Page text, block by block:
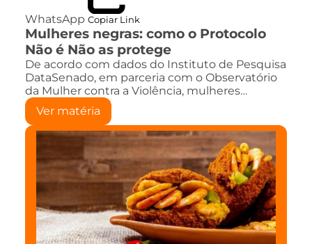
WhatsApp Copiar Link
Mulheres negras: como o Protocolo
Não é Não as protege
De acordo com dados do Instituto de Pesquisa
DataSenado, em parceria com o Observatório
da Mulher contra a Violência, mulheres…
Ver matéria